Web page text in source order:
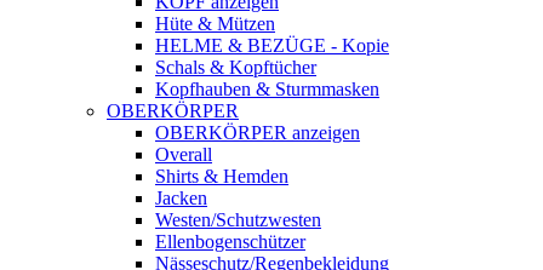
Hüte & Mützen
HELME & BEZÜGE - Kopie
Schals & Kopftücher
Kopfhauben & Sturmmasken
OBERKÖRPER
OBERKÖRPER anzeigen
Overall
Shirts & Hemden
Jacken
Westen/Schutzwesten
Ellenbogenschützer
Nässeschutz/Regenbekleidung